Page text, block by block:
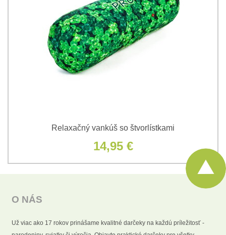
Relaxačný vankúš so štvorlístkami
14,95 €
O NÁS
Už viac ako 17 rokov prinášame kvalitné darčeky na každú príležitosť -